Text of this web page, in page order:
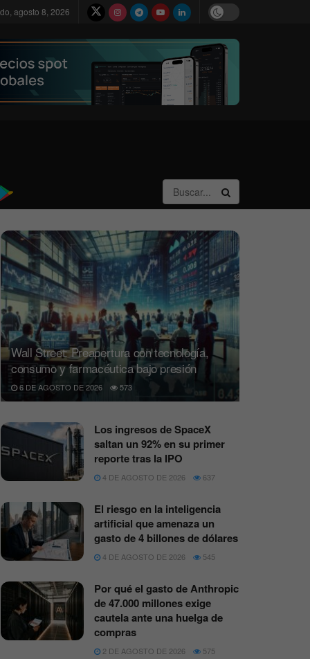
agosto 8, 2026
Wall Street: Preapertura con tecnología,
consumo y farmacéutica bajo presión
6 DE AGOSTO DE 2026 573
Los ingresos de SpaceX
saltan un 92% en su primer
reporte tras la IPO
4 DE AGOSTO DE 2026 637
El riesgo en la inteligencia
artificial que amenaza un
gasto de 4 billones de dólares
4 DE AGOSTO DE 2026 545
Por qué el gasto de Anthropic
de 47.000 millones exige
cautela ante una huelga de
compras
2 DE AGOSTO DE 2026 575